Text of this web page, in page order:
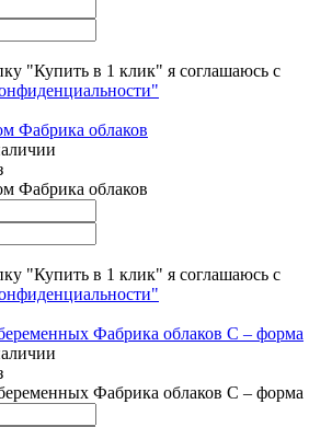
"Купить в 1 клик" я соглашаюсь с
Фабрика облаков
Фабрика облаков
"Купить в 1 клик" я соглашаюсь с
Фабрика облаков С – форма
Фабрика облаков С – форма